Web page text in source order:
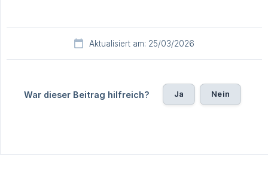
Aktualisiert am: 25/03/2026
War dieser Beitrag hilfreich? Ja Nein